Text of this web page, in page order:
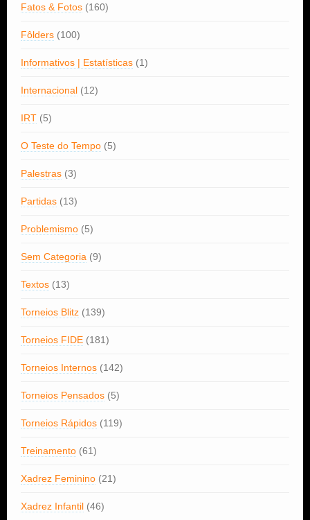
Fatos & Fotos (160)
Fôlders (100)
Informativos | Estatísticas (1)
Internacional (12)
IRT (5)
O Teste do Tempo (5)
Palestras (3)
Partidas (13)
Problemismo (5)
Sem Categoria (9)
Textos (13)
Torneios Blitz (139)
Torneios FIDE (181)
Torneios Internos (142)
Torneios Pensados (5)
Torneios Rápidos (119)
Treinamento (61)
Xadrez Feminino (21)
Xadrez Infantil (46)